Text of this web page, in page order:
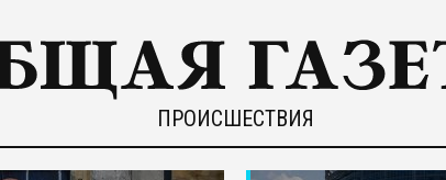
ПРОИСШЕСТВИЯ